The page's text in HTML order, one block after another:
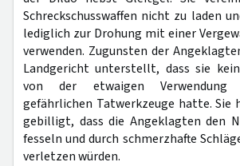
Schreckschusswaffen nicht zu laden
lediglich zur Drohung mit einer
verwenden. Zugunsten der
Landgericht unterstellt, dass sie
von der etwaigen
gefährlichen Tatwerkzeuge hatte. Sie
gebilligt, dass die Angeklagten den
fesseln und durch schmerzhafte
verletzen würden.